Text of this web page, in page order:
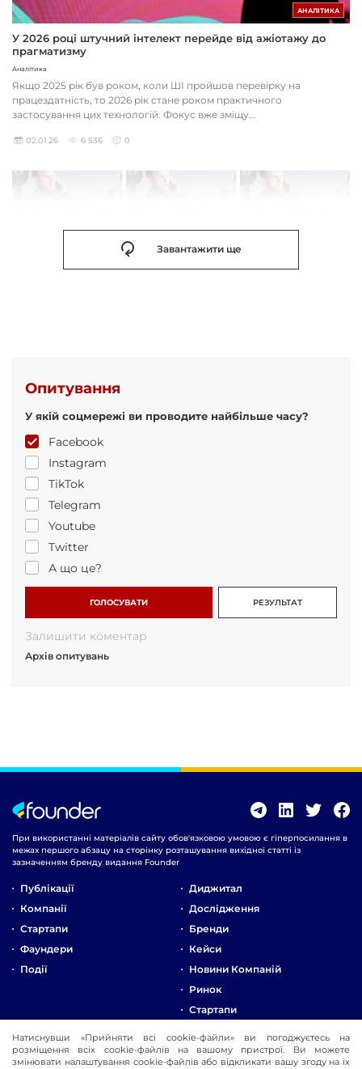
АНАЛІТИКА
У 2026 році штучний інтелект перейде від ажіотажу до
прагматизму
Аналітика
Якщо 2025 рік був роком, коли ШІ пройшов перевірку на
працездатність, то 2026 рік стане роком практичного
застосування цих технологій. Фокус вже зміщу...
02.01.26 6 536 0
Завантажити ще
Опитування
У якій соцмережі ви проводите найбільше часу?
Facebook
Instagram
TikTok
Telegram
Youtube
Twitter
А що це?
ГОЛОСУВАТИ РЕЗУЛЬТАТ
Залишити коментар
Архів опитувань
При використанні матеріалів сайту обов'язковою умовою є гіперпосилання в
межах першого абзацу на сторінку розташування вихідної статті із
зазначенням бренду видання Founder
Публікації
Компанії
Стартапи
Фаундери
Події
Диджитал
Дослідження
Бренди
Кейси
Новини Компаній
Ринок
Стартапи
Про Компанію
Реклама
Натиснувши «Прийняти всі cookie-файли» ви погоджуєтесь на
розміщення всіх cookie-файлів на вашому пристрої. Ви можете
змінювати налаштування cookie-файлів або відкликати вашу згоду на їх